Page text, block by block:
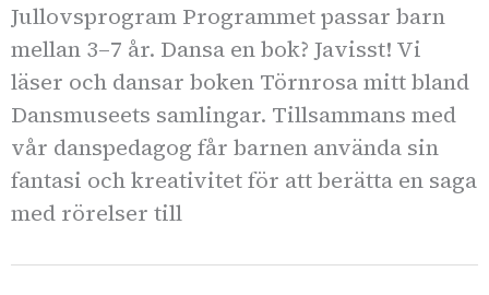
Jullovsprogram Programmet passar barn
mellan 3–7 år. Dansa en bok? Javisst! Vi
läser och dansar boken Törnrosa mitt bland
Dansmuseets samlingar. Tillsammans med
vår danspedagog får barnen använda sin
fantasi och kreativitet för att berätta en saga
med rörelser till